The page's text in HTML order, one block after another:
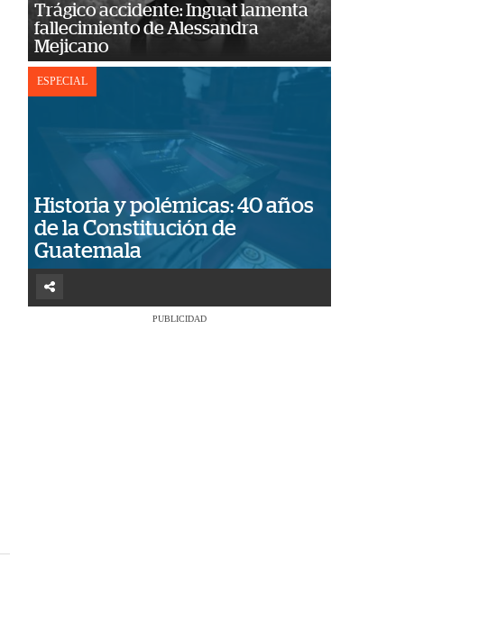
Trágico accidente: Inguat lamenta
fallecimiento de Alessandra
Mejicano
ESPECIAL
Historia y polémicas: 40 años
de la Constitución de
Guatemala
PUBLICIDAD